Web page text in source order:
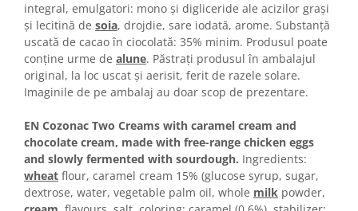
Pizza congelata
Baton Cookie congelat
Cheesecake congelat
Horeca
Faina Profesionala
Fursecuri vrac
Congelate brutarie
Cadouri
Pachete Cadou
Cozonac Wine Collection
integral, emulgatori: mono și digliceride ale acizilor grași
și lecitină de soia, drojdie, sare iodată, arome. Substanță
uscată de cacao în ciocolată: 35% minim. Produsul poate
conține urme de alune. Păstraţi produsul în ambalajul
original, la loc uscat şi aerisit, ferit de razele solare.
Imaginile de pe ambalaj au doar scop de prezentare.
EN Cozonac Two Creams with caramel cream and
chocolate cream, made with free-range chicken eggs
and slowly fermented with sourdough. Ingredients:
wheat flour, caramel cream 15% (glucose syrup, sugar,
dextrose, water, vegetable palm oil, whole milk powder,